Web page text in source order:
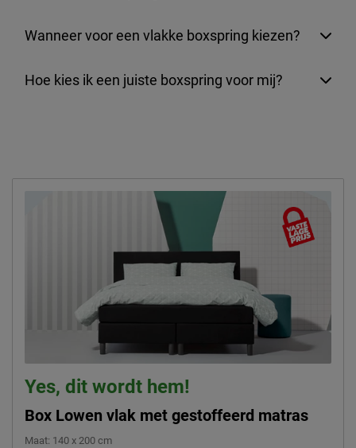
Wanneer voor een vlakke boxspring kiezen?
Hoe kies ik een juiste boxspring voor mij?
Yes, dit wordt hem!
Box Lowen vlak met gestoffeerd matras
Maat: 140 x 200 cm